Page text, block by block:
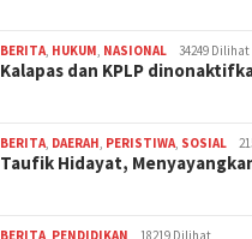
BERITA, HUKUM, NASIONAL 34249 Dilihat
Kalapas dan KPLP
BERITA, DAERAH, PERISTIWA, SOSIAL
Taufik Hidayat,
BERITA PENDIDIKAN 18219 Dilihat